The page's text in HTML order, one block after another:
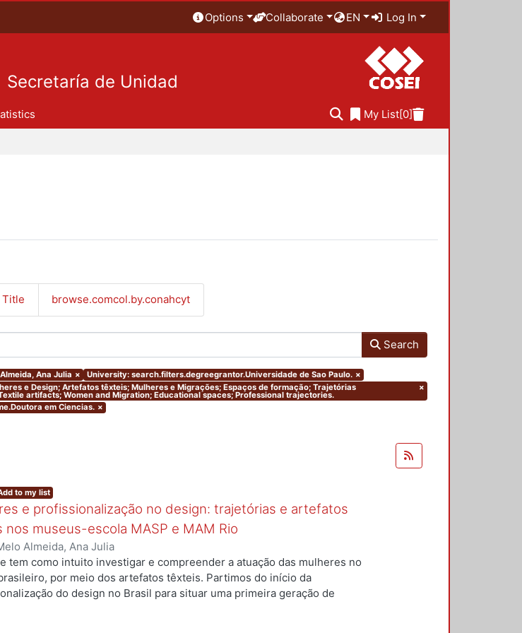
Options Collaborate EN Log In
Secretaría de Unidad
My List[0]
Title browse.comcol.by.conahcyt
Search
Ana Julia × University: search.filters.degreegrantor.Universidade de Sao Paulo. ×
e Design; Artefatos têxteis; Mulheres e Migrações; Espaços de formação; Trajetórias
artifacts; Women and Migration; Educational spaces; Professional trajectories.
×
em Ciencias. ×
to my list
e profissionalização no design: trajetórias e artefatos
nos museus-escola MASP e MAM Rio
Almeida, Ana Julia
tem como intuito investigar e compreender a atuação das mulheres no
por meio dos artefatos têxteis. Partimos do início da
do design no Brasil para situar uma primeira geração de